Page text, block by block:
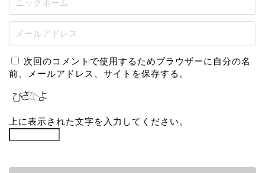
次回のコメントで使用するためブラウザーに自分の名
前、メールアドレス、サイトを保存する。
上に表示された文字を入力してください。